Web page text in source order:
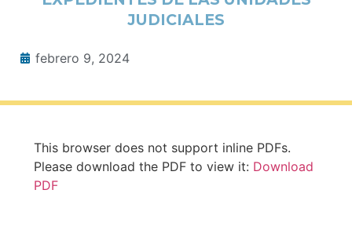
JUDICIALES
febrero 9, 2024
This browser does not support inline PDFs.
Please download the PDF to view it: Download
PDF